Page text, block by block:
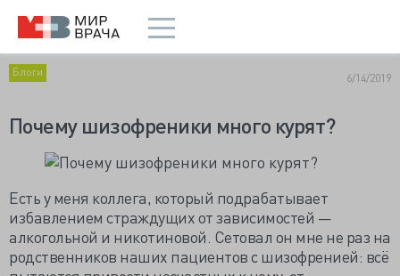
Блоги 6/14/2019
Почему шизофреники много курят?
Есть у меня коллега, который подрабатывает
избавлением страждущих от зависимостей —
алкогольной и никотиновой. Сетовал он мне не раз на
родственников наших пациентов с шизофренией: всё